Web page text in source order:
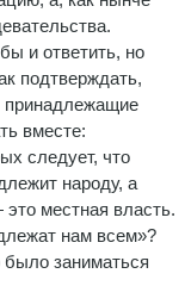
и ответить, но
подтверждать,
вместе:
следует, что
народу, а
местная власть.
нам всем»?
было заниматься